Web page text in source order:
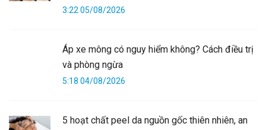
3:22 05/08/2026
Áp xe mông có nguy hiểm không? Cách điều trị
và phòng ngừa
5:18 04/08/2026
5 hoạt chất peel da nguồn gốc thiên nhiên, an